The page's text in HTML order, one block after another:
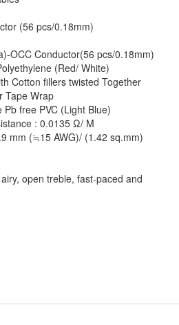
(56 pcs/0.18mm)
OCC Conductor(56 pcs/0.18mm)
(Red/ White)
Cotton fillers twisted Together
Tape Wrap
Pb free PVC (Light Blue)
: 0.0135 Ω/ M
mm (≒15 AWG)/ (1.42 sq.mm)
open treble, fast-paced and